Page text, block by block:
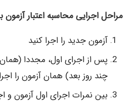
مراحل اجرایی محاسبه اعتبار
آزمون جدید را اجرا کنید
پس از اجرای اول، مجددا
چند روز بعد) همان آزمون را
بین نمرات اجرای اول آزمون و